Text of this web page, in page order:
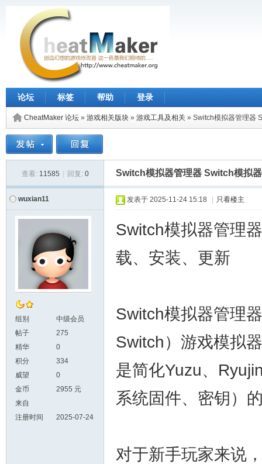
论坛 标签 帮助 登录
CheatMaker 论坛 » 游戏相关版块 » 游戏工具及相关 » Switch模拟器管理器
查看: 11585 回复: 0 Switch模拟器管理器 Switch模拟
wuxian11
组别
中级会员
帖子
275
精华
0
积分
334
威望
0
金币
2955 元
来自
注册时间
2025-07-24
发表于 2025-11-24 15:18 只看楼主
Switch模拟器管理
载、安装、
Switch模拟器管理
Switch）游戏模拟
是简化Yuzu、
系统固件、密钥）
对于新手玩家来说